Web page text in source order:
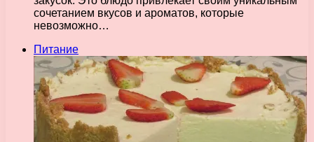
сочетанием вкусов и ароматов, которые
невозможно…
Питание